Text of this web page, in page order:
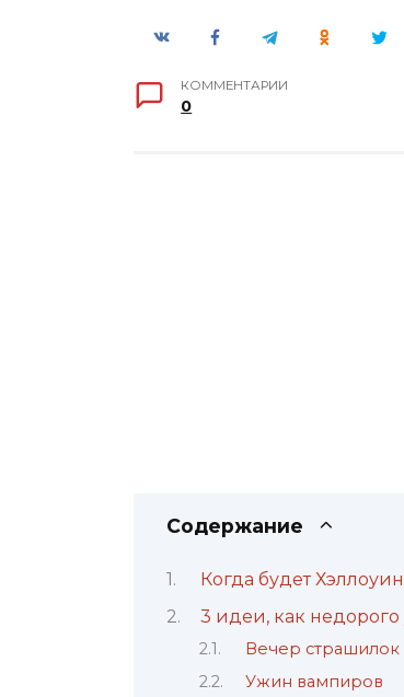
КОММЕНТАРИИ
0
Содержание
Когда будет
3 идеи, как недорого
Вечер страшилок
Ужин вампиров